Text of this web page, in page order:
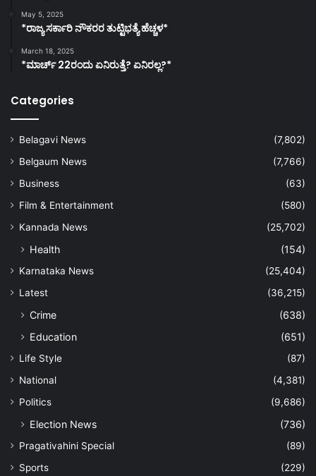
May 5, 2025
*ರಾಜ್ಯ ಸರ್ಕಾರಿ ನೌಕರರ ತುಟ್ಟಿಭತ್ಯೆ ಹೆಚ್ಚಳ*
March 18, 2025
*ಮಾರ್ಚ್ 22ರಂದು ಏನಿರುತ್ತೆ? ಏನಿರಲ್ಲ?*
Categories
Belagavi News
(7,802)
Belgaum News
(7,766)
Business
(63)
Film & Entertainment
(580)
Kannada News
(25,702)
Health (154)
Karnataka News
(25,404)
Latest
(36,215)
Crime
(638)
Education
(651)
Life Style
(87)
National
(4,381)
Politics
(9,686)
Election News (736)
Pragativahini Special
(89)
Sports
(229)